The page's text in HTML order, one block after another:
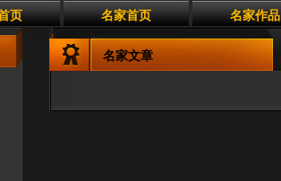
页 名家首页 名家作品
名家文章